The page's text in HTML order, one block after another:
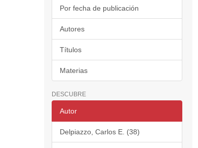
Por fecha de publicación
Autores
Títulos
Materias
DESCUBRE
Autor
Delpiazzo, Carlos E. (38)